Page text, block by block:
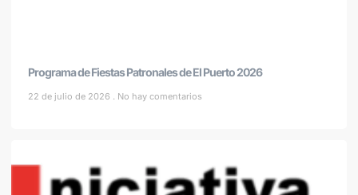
Programa de Fiestas Patronales de El Puerto 2026
22 de julio de 2026 No hay comentarios